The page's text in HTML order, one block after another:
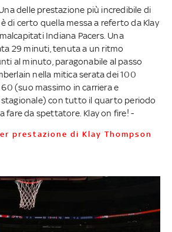
Una delle prestazione più incredibile di
di certo quella messa a referto da Klay
Indiana Pacers. Una
29 minuti, tenuta a un ritmo
al minuto, paragonabile al passo
nella mitica serata dei 100
(suo massimo in carriera e
con tutto il quarto periodo
fare da spettatore. Klay on fire! -
prestazione di Klay Thompson